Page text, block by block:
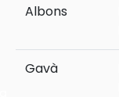
Albons
Gavà